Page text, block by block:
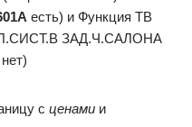
есть) и Функция ТВ
ЗАД.Ч.САЛОНА
нет)
с ценами и